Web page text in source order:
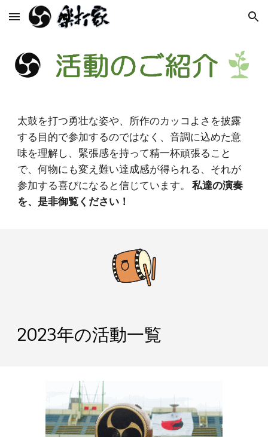
Skip to main content Skip to navigation
太鼓を打つ勇壮な姿や、所作のカッコよさを披露
する目的で参加するのではなく、音調に込めた意
味を理解し、緊張感を持って精一杯頑張ること
で、何物にも変え難い達成感が得られる、それが
参加する喜びになると信じています。私達の演奏
を、是非御覧ください！
2023年の活動一覧